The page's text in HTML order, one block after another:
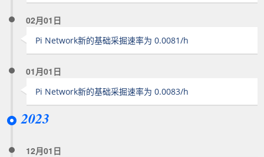
02月01日
Pi Network新的基础采掘速率为 0.0081/h
01月01日
Pi Network新的基础采掘速率为 0.0083/h
2023
12月01日